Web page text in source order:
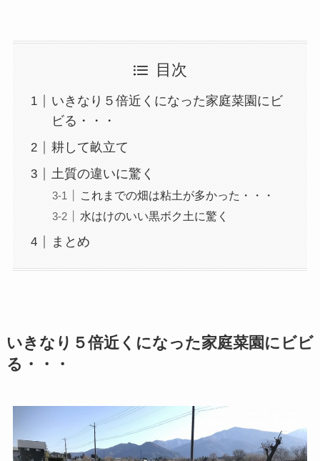
目次
いきなり５倍近くになった家庭菜園にビ
ビる・・・
耕して畝立て
土質の違いに驚く
これまでの畑は粘土が多かった・・・
水はけのいい黒ボク土に驚く
まとめ
いきなり５倍近くになった家庭菜園にビビ
る・・・